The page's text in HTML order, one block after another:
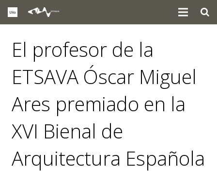
El profesor de la
ETSAVA Óscar Miguel
Ares premiado en la
XVI Bienal de
Arquitectura Española